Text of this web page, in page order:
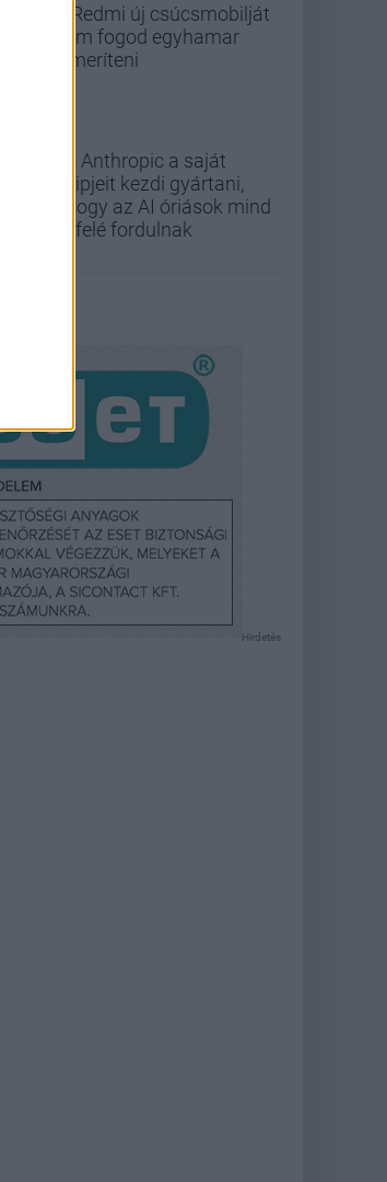
A Redmi új csúcsmobilját
nem fogod egyhamar
lemeríteni
Az Anthropic a saját
chipjeit kezdi gyártani,
ahogy az AI óriások mind
befelé fordulnak
Hirdetés